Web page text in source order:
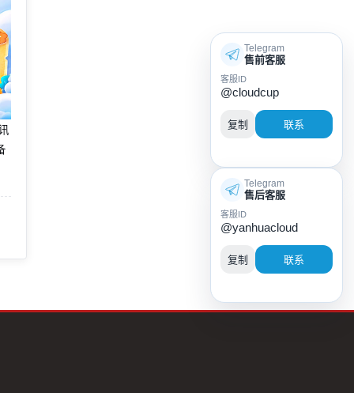
Telegram
售前客服
客服ID
@cloudcup
复制 联系
Telegram
售后客服
客服ID
@yanhuacloud
复制 联系